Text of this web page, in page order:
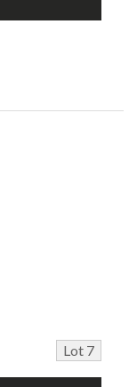
Lot 7